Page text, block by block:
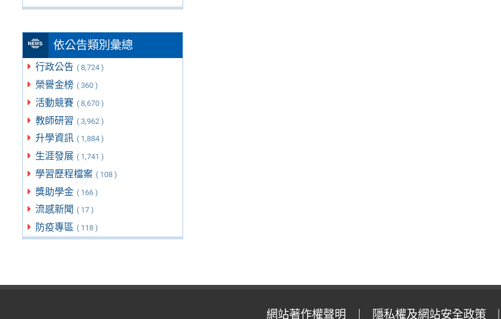
依公告類別彙總
行政公告 ( 8,724 )
榮譽金榜 ( 360 )
活動競賽 ( 8,670 )
教師研習 ( 3,962 )
升學資訊 ( 1,884 )
生涯發展 ( 1,741 )
學習歷程檔案 ( 108 )
獎助學金 ( 166 )
流感新聞 ( 17 )
防疫專區 ( 118 )
網站著作權聲明 隱私權及網站安全政策